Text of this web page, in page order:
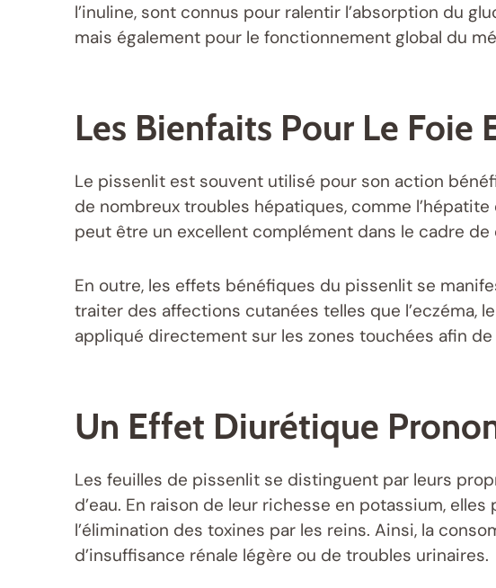
l’inuline, sont connus pour ralentir l’absorption du
mais également pour le fonctionnement global du
Les Bienfaits Pour Le Foie
Le pissenlit est souvent utilisé pour son action
de nombreux troubles hépatiques, comme
peut être un excellent complément dans le cadre
En outre, les effets bénéfiques du pissenlit se
traiter des affections cutanées telles que l’eczéma,
appliqué directement sur les zones touchées afin
Un Effet Diurétique
Les feuilles de pissenlit se distinguent par leurs
d’eau. En raison de leur richesse en potassium,
l’élimination des toxines par les reins. Ainsi, la
d’insuffisance rénale légère ou de troubles urinaires.